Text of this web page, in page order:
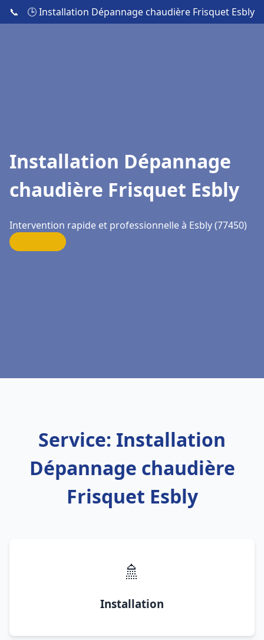
📞 🕒 Installation Dépannage chaudière Frisquet Esbly
Installation Dépannage
chaudière Frisquet Esbly
Intervention rapide et professionnelle à Esbly (77450)
Service: Installation
Dépannage chaudière
Frisquet Esbly
🚿
Installation